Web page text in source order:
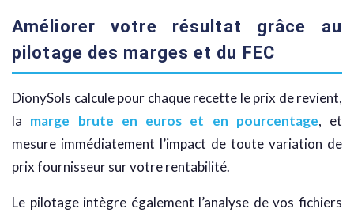
Améliorer votre résultat grâce au
pilotage des marges et du FEC
DionySols calcule pour chaque recette le prix de revient,
la marge brute en euros et en pourcentage, et
mesure immédiatement l’impact de toute variation de
prix fournisseur sur votre rentabilité.
Le pilotage intègre également l’analyse de vos fichiers